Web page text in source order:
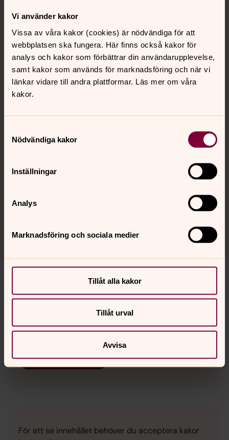
Vi använder kakor
Vissa av våra kakor (cookies) är nödvändiga för att
webbplatsen ska fungera. Här finns också kakor för
analys och kakor som förbättrar din användarupplevelse,
samt kakor som används för marknadsföring och när vi
länkar vidare till andra plattformar. Läs mer om våra
kakor.
Nödvändiga kakor
Inställningar
Analys
Marknadsföring och sociala medier
Tillåt alla kakor
Tillåt urval
Avvisa
Från dina händer
till där det händer
Vi lever alla under samma himmel.
Men just nu kämpar fler än 300
räddar liv och ger hopp - mitt i
För att se innehållet behöver du acceptera kakor
Se videon på Streamio i stället.
Ändra inställningar
För att se innehållet behöver du acceptera kakor